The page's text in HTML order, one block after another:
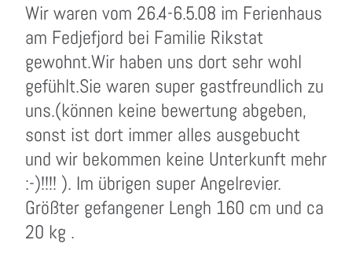
Wir waren vom 26.4-6.5.08 im Ferienhaus
am Fedjefjord bei Familie Rikstat
gewohnt.Wir haben uns dort sehr wohl
gefühlt.Sie waren super gastfreundlich zu
uns.(können keine bewertung abgeben,
sonst ist dort immer alles ausgebucht
und wir bekommen keine Unterkunft mehr
:-)!!!! ). Im übrigen super Angelrevier.
Größter gefangener Lengh 160 cm und ca
20 kg .